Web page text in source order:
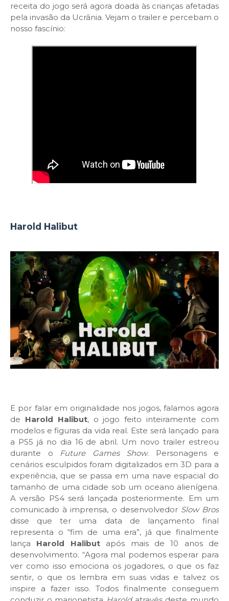
receita do jogo será agora doada às crianças afetadas
pela invasão da Ucrânia. Vejam o trailer e percebam o
nosso fascínio:
Harold Halibut
E por falar em originalidade nos jogos, falamos agora
de Harold Halibut, o jogo feito inteiramente com
modelos e figuras da vida real. Este será lançado para
a PS5 já no dia 16 de abril. Um novo trailer estreou
durante o Future Games Show. Personagens e
cenários esculpidos foram digitalizados em 3D para a
experiência, que se passa em uma nave espacial do
tamanho de uma cidade sob um oceano alienígena.
A versão PS4 será lançada posteriormente. Em um
comunicado à imprensa, o desenvolvedor Slow Bros
disse que ter uma data de lançamento final
representa o “fim de uma era”, já que finalmente
lança Harold Halibutapós mais de 10 anos de
desenvolvimento. “Agora mal podemos esperar para
ver como isso emociona os jogadores, o que os faz
sentir, o que os lembra em suas vidas e talvez os
inspire a fazer isso. Todos finalmente conseguem